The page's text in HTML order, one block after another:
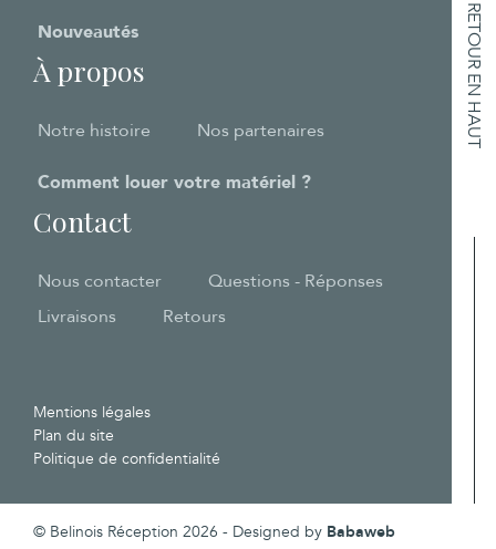
RETOUR EN HAUT
Nouveautés
À propos
Notre histoire Nos partenaires
Comment louer votre matériel ?
Contact
Nous contacter
Questions - Réponses
Livraisons
Retours
© Belinois Réception 2026 - Designed by Babaweb
Mentions légales
Plan du site
Politique de confidentialité